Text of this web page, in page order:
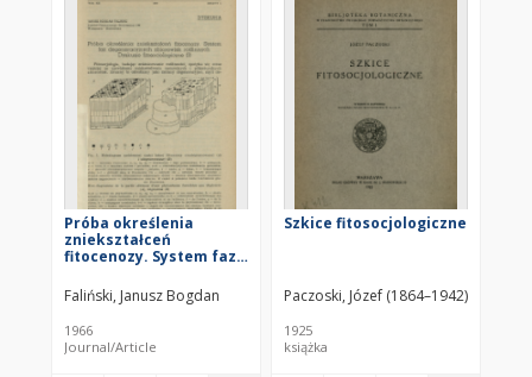
Próba określenia
zniekształceń
fitocenozy. System faz
zbiorowisk roślinnych :
Dyskusje
fitosocjologiczne (3)
Faliński, Janusz Bogdan
1966
Journal/Article
Szkice fitosocjologiczne
Paczoski, Józef (1864–1942)
1925
książka